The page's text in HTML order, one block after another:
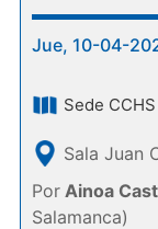
Jue, 10-04-
Sede CCHS
Sala Juan
PorAinoa
Salamanca)